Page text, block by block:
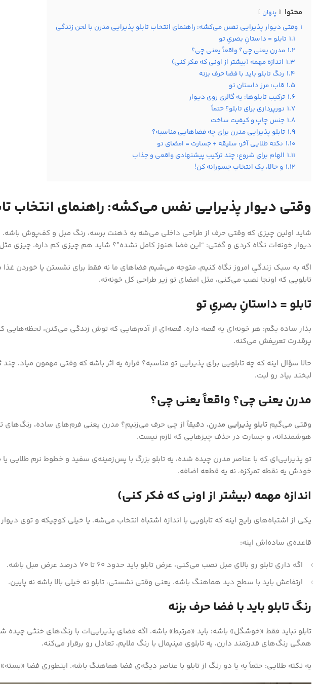
محتوا پنهان
1 وقتی دیوار پذیرایی نفس می‌کشه: راهنمای انتخاب تابلو پذیرایی مدرن با لحن زندگی
1.1 تابلو = داستانِ بصریِ تو
1.2 مدرن یعنی چی؟ واقعاً یعنی چی؟
1.3 اندازه مهمه (بیشتر از اونی که فکر کنی)
1.4 رنگ تابلو باید با فضا حرف بزنه
1.5 قاب؛ مرز داستان تو
1.6 ترکیب تابلوها: یه گالری روی دیوار
1.7 نورپردازی برای تابلو؟ حتماً
1.8 جنس چاپ و کیفیت ساخت
1.9 تابلو پذیرایی مدرن برای چه فضاهایی مناسبه؟
1.10 نکته طلایی آخر: سلیقه + جسارت = امضای تو
1.11 الهام برای شروع؛ چند ترکیب پیشنهادی واقعی و جذاب
1.12 و حالا، یک انتخاب جسورانه کن!
وقتی دیوار پذیرایی نفس می‌کشه: راهنمای انتخاب
شاید اولین چیزی که وقتی حرف از طراحی داخلی می‌شه به ذهنت برسه، رنگ مبل و کف‌پوش باشه.
دیوار خونه‌ات نگاه کردی و گفتی: “این فضا هنوز کامل نشده”؟ شاید هم چیزی کم داره. چیزی
اگه به سبک زندگیِ امروز نگاه کنیم، متوجه می‌شیم فضاهای ما نه فقط برای نشستن یا خوردن
تابلویی که اونجا نصب می‌کنی، مثل امضای تو زیر طراحی کل خونه‌ته.
تابلو = داستانِ بصریِ تو
بذار ساده بگم: هر خونه‌ای یه قصه داره. قصه‌ای از آدم‌هایی که توش زندگی می‌کنن،
پرقدرت تعریفش می‌کنه.
حالا سؤال اینه که چه تابلویی برای پذیرایی تو مناسبه؟ قراره یه اثر باشه که وقتی مهمون
لبخند بیاد رو لبت.
مدرن یعنی چی؟ واقعاً یعنی چی؟
وقتی می‌گیم تابلو پذیرایی مدرن، دقیقاً از چی حرف می‌زنیم؟ مدرن یعنی فرم‌های ساده، رنگ‌های
هوشمندانه، و جسارت در حذف چیزهایی که لازم نیست.
تو پذیرایی‌ای که با عناصر مدرن چیده شده، یه تابلو بزرگ با پس‌زمینه‌ی سفید و خطوط نرم
خودش یه نقطه تمرکزه، نه یه قطعه اضافه.
اندازه مهمه (بیشتر از اونی که فکر کنی)
یکی از اشتباه‌های رایج اینه که تابلویی با اندازه اشتباه انتخاب می‌شه. یا خیلی کوچیکه و توی
قاعده‌ی ساده‌اش اینه:
اگه داری تابلو رو بالای مبل نصب می‌کنی، عرض تابلو باید حدود ۶۰ تا ۷۰ درصد عرض مبل باشه.
ارتفاعش باید با سطح دید هماهنگ باشه. یعنی وقتی نشستی، تابلو نه خیلی بالا باشه نه پایین.
رنگ تابلو باید با فضا حرف بزنه
تابلو نباید فقط «خوشگل» باشه؛ باید «مرتبط» باشه. اگه فضای پذیرایی‌ات با رنگ‌های خنثی چیده
همگی رنگ‌های قدرتمند دارن، یه تابلوی مینیمال با رنگ ملایم، تعادل رو برقرار می‌کنه.
یه نکته طلایی: حتماً یه یا دو رنگ از تابلو با عناصر دیگه‌ی فضا هماهنگ باشه. اینطوری فضا
Instagram